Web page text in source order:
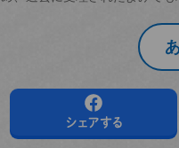
シェアする